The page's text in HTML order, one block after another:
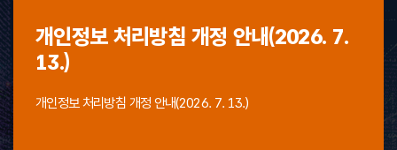
개인정보 처리방침 개정 안내(2026. 7.
13.)
개인정보 처리방침 개정 안내(2026. 7. 13.)